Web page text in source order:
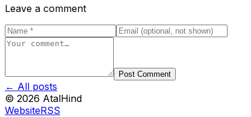
Leave a comment
Post Comment
← All posts
© 2026 AtalHind
WebsiteRSS